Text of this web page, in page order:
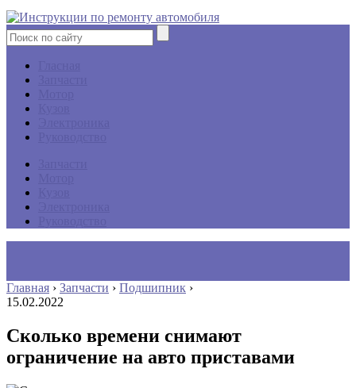
Главная › Запчасти › Подшипник ›
15.02.2022
Сколько времени снимают
ограничение на авто приставами